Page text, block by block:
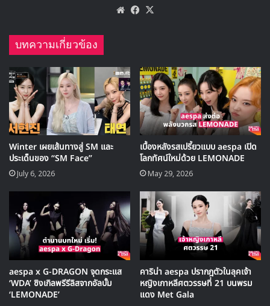
note:
NINGNING (หนิงหนิง)
ชื่อจริง: หนิงอี้จั๋ว
วันเกิด: 23 ตุลาคม 2002
สัญชาติ: จีน
WebsiteFacebook
บทความเกี่ยวข้อง
Winter เผยเส้นทางสู่ SM และ
ประเด็นของ “SM Face”
July 6, 2026
เบื้องหลังรสเปรี้ยวแบบ aespa เปิด
โลกทัศน์ใหม่ด้วย LEMONADE
May 29, 2026
aespa x G-DRAGON จุดกระแส
‘WDA’ ซิงเกิลพรีรีลิสจากอัลบั้ม
‘LEMONADE’
คาริน่า aespa ปรากฎตัวในลุคเจ้า
หญิงเกาหลีศตวรรษที่ 21 บนพรม
แดง Met Gala